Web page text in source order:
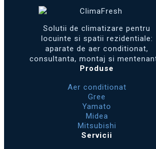
Solutii de climatizare pentru
locuinte si spatii rezidentiale:
aparate de aer conditionat,
consultanta, montaj si
Produse
Aer conditionat
Gree
Yamato
Midea
Mitsubishi
Servicii